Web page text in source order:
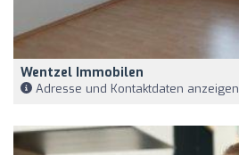
Wentzel Immobilen
Adresse und Kontaktdaten anzeigen